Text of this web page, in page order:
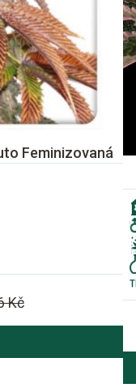
Feminizovaná
Kč